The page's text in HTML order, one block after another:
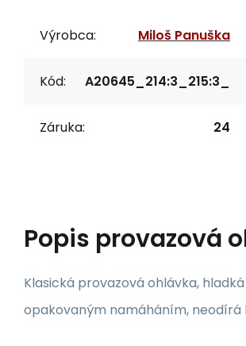
Výrobca: Miloš Panuška
Kód: A20645_214:3_215:3_
Záruka: 24
Popis provazová
Klasická provazová ohlávka,
opakovaným namáháním, neodírá